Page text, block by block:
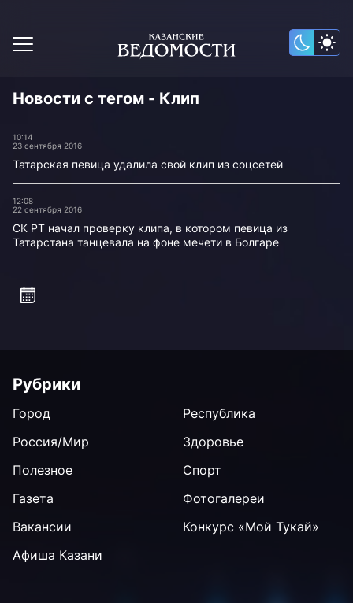
Новости с тегом - Клип
10:14
23 сентября 2016
Татарская певица удалила свой клип из соцсетей
12:08
22 сентября 2016
СК РТ начал проверку клипа, в котором певица из
Татарстана танцевала на фоне мечети в Болгаре
Рубрики
Город
Республика
Россия/Мир
Здоровье
Полезное
Спорт
Газета
Фотогалереи
Вакансии
Конкурс «Мой Тукай»
Афиша Казани